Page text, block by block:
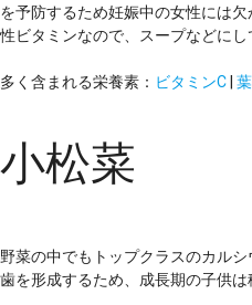
を予防するため妊娠中の女性には
性ビタミンなので、スープなどにし
多く含まれる栄養素： ビタミンC|
小松菜
野菜の中でもトップクラスのカル
歯を形成するため、成長期の子供は